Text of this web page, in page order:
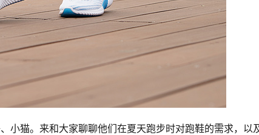
小猫。来和大家聊聊他们在夏天跑步时对跑鞋的需求，以